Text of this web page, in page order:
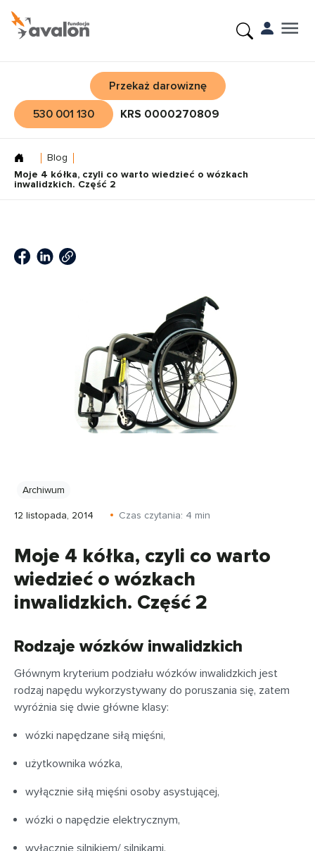
Przekaż darowiznę
530 001 130
KRS 0000270809
Blog
Moje 4 kółka, czyli co warto wiedzieć o wózkach
inwalidzkich. Część 2
Archiwum
12 listopada, 2014 Czas czytania: 4 min
Moje 4 kółka, czyli co warto
wiedzieć o wózkach
inwalidzkich. Część 2
Rodzaje wózków inwalidzkich
Głównym kryterium podziału wózków inwalidzkich jest
rodzaj napędu wykorzystywany do poruszania się, zatem
wyróżnia się dwie główne klasy:
wózki napędzane siłą mięśni,
użytkownika wózka,
wyłącznie siłą mięśni osoby asystującej,
wózki o napędzie elektrycznym,
wyłącznie silnikiem/ silnikami,